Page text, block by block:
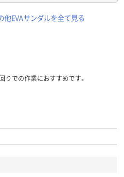
他EVAサンダルを全て見る
りでの作業におすすめです。